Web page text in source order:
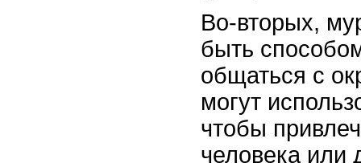
Во-вторых,
быть
общаться с
могут
чтобы
человека или